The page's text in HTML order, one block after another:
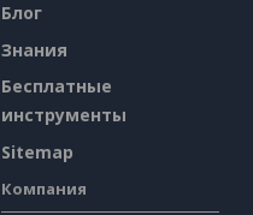
Блог
Знания
Бесплатные
инструменты
Sitemap
Компания